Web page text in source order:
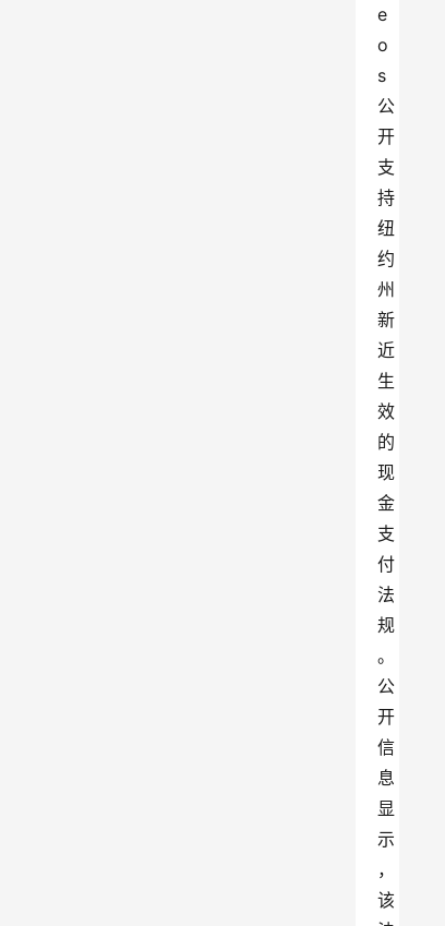
e
o
s
公
开
支
持
纽
约
州
新
近
生
效
的
现
金
支
付
法
规
。
公
开
信
息
显
示
，
该